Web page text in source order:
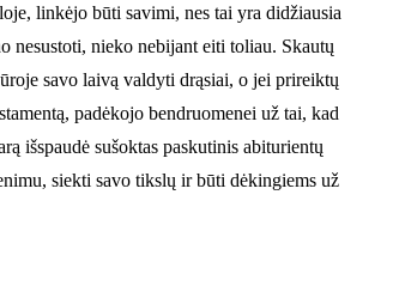
linkėjo būti savimi, nes tai yra didžiausia
nesustoti, nieko nebijant eiti toliau. Skautų
savo laivą valdyti drąsiai, o jei prireiktų
padėkojo bendruomenei už tai, kad
išspaudė sušoktas paskutinis abiturientų
siekti savo tikslų ir būti dėkingiems už